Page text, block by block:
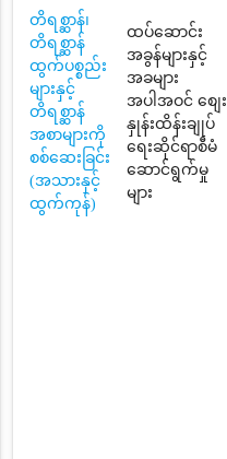
တိရစ္ဆာန်၊
တိရစ္ဆာန်
ထွက်ပစ္စည်း
များနှင့်
တိရစ္ဆာန်
အစာများကို
စစ်ဆေးခြင်း
(အသားနှင့်
ထွက်ကုန်)
ထပ်ဆောင်း
အခွန်များနှင့်
အခများ
အပါအဝင် စျေး
နှုန်းထိန်းချုပ်
ရေးဆိုင်ရာစီမံ
ဆောင်ရွက်မှု
များ